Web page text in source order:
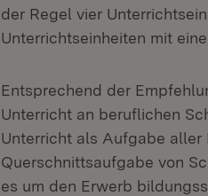
der Regel vier
Unterrichtseinheiten mit
Entsprechend der
Unterricht an beruflichen
Unterricht als Aufgabe aller
Querschnittsaufgabe von
es um den Erwerb